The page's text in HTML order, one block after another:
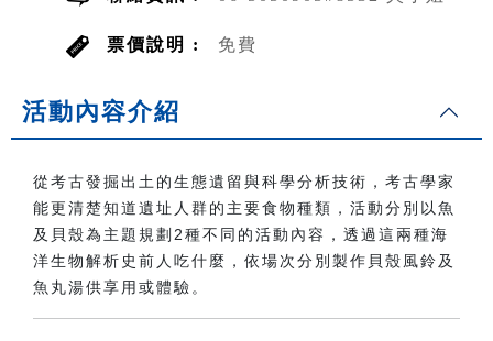
票價說明 : 免費
活動內容介紹
從考古發掘出土的生態遺留與科學分析技術，考古學家
能更清楚知道遺址人群的主要食物種類，活動分別以魚
及貝殼為主題規劃2種不同的活動內容，透過這兩種海
洋生物解析史前人吃什麼，依場次分別製作貝殼風鈴及
魚丸湯供享用或體驗。